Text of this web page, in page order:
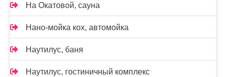
На Окатовой, сауна
Нано-мойка кох, автомойка
Наутилус, баня
Наутилус, гостиничный комплекс